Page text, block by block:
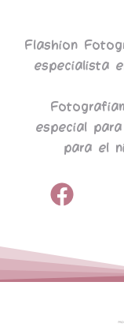
Flashion
especialista
especial
para el